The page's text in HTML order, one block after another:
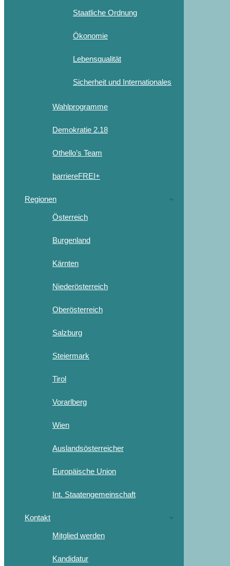
Staatliche Ordnung
Ökonomie
Lebensqualität
Sicherheit und Internationales
Wahlprogramme
Demokratie 2.18
Othello’s Team
barriereFREI+
Regionen
Österreich
Burgenland
Kärnten
Niederösterreich
Oberösterreich
Salzburg
Steiermark
Tirol
Vorarlberg
Wien
Auslandsösterreicher
Europäische Union
Int. Staatengemeinschaft
Kontakt
Mitglied werden
Kandidatur